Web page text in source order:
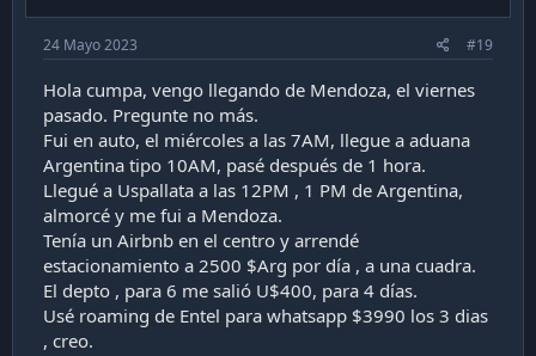
24 Mayo 2023 #19
Hola cumpa, vengo llegando de Mendoza, el viernes
pasado. Pregunte no más.
Fui en auto, el miércoles a las 7AM, llegue a aduana
Argentina tipo 10AM, pasé después de 1 hora.
Llegué a Uspallata a las 12PM , 1 PM de Argentina,
almorcé y me fui a Mendoza.
Tenía un Airbnb en el centro y arrendé
estacionamiento a 2500 $Arg por día , a una cuadra.
El depto , para 6 me salió U$400, para 4 días.
Usé roaming de Entel para whatsapp $3990 los 3 dias
, creo.